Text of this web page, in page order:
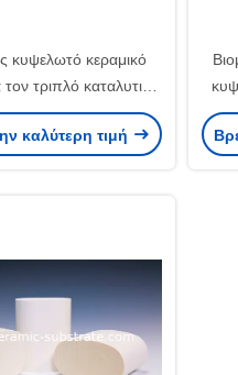
κυψελωτό κεραμικό
τον τριπλό καταλυτικό
μετατροπέα
καλύτερη τιμή